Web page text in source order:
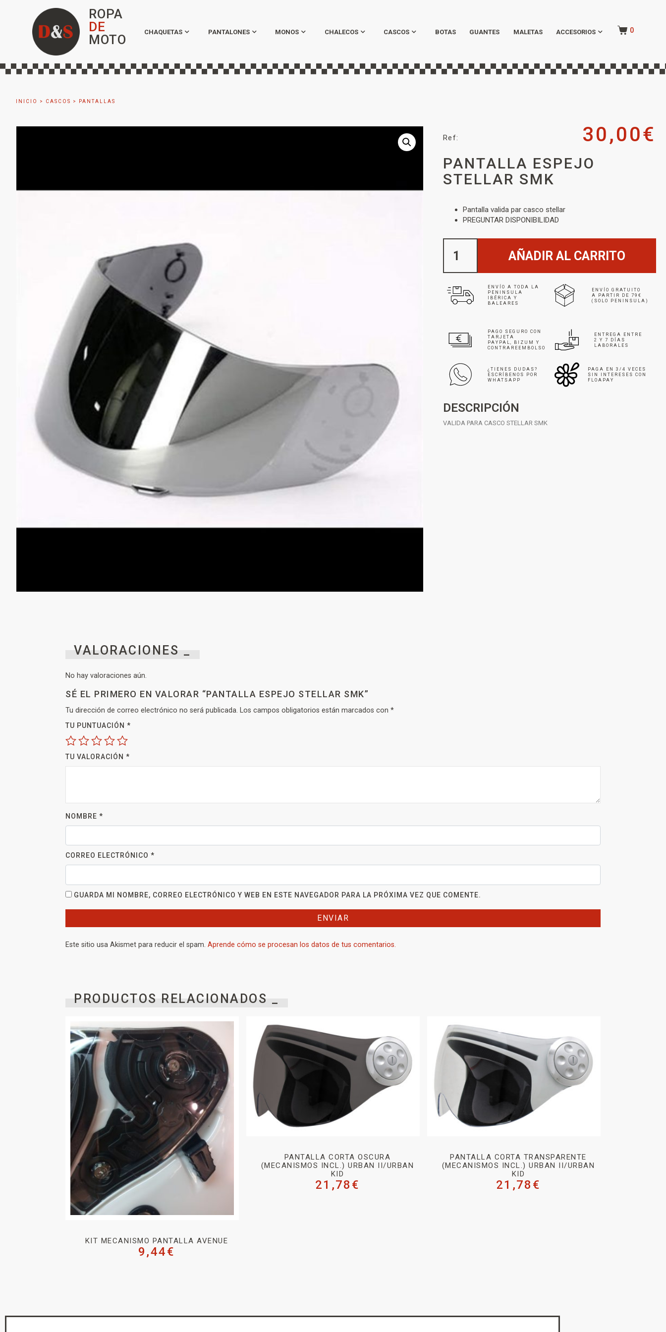
ROPA
DE
MOTO
CHAQUETAS PANTALONES MONOS CHALECOS CASCOS BOTAS GUANTES MALETAS ACCESORIOS 0
INICIO > CASCOS > PANTALLAS
Ref: 30,00€
PANTALLA ESPEJO
STELLAR SMK
Pantalla valida par casco stellar
PREGUNTAR DISPONIBILIDAD
AÑADIR AL CARRITO
ENVÍO A TODA LA
PENINSULA
IBÉRICA Y
BALEARES
ENVÍO GRATUITO
A PARTIR DE 79€
(SOLO PENINSULA)
PAGO SEGURO CON
TARJETA
PAYPAL, BIZUM Y
CONTRAREEMBOLSO
ENTREGA ENTRE
2 Y 7 DÍAS
LABORALES
¿TIENES DUDAS?
ESCRÍBENOS POR
WHATSAPP
PAGA EN 3/4 VECES
SIN INTERESES CON
FLOAPAY
DESCRIPCIÓN
VALIDA PARA CASCO STELLAR SMK
VALORACIONES _
No hay valoraciones aún.
SÉ EL PRIMERO EN VALORAR “PANTALLA ESPEJO STELLAR SMK”
Tu dirección de correo electrónico no será publicada. Los campos obligatorios están marcados con *
TU PUNTUACIÓN *
TU VALORACIÓN *
NOMBRE *
CORREO ELECTRÓNICO *
GUARDA MI NOMBRE, CORREO ELECTRÓNICO Y WEB EN ESTE NAVEGADOR PARA LA PRÓXIMA VEZ QUE COMENTE.
Este sitio usa Akismet para reducir el spam. Aprende cómo se procesan los datos de tus comentarios.
PRODUCTOS RELACIONADOS _
KIT MECANISMO PANTALLA AVENUE
9,44€
PANTALLA CORTA OSCURA
(MECANISMOS INCL.) URBAN II/URBAN
KID
21,78 €
PANTALLA CORTA TRANSPARENTE
(MECANISMOS INCL.) URBAN II/URBAN
KID
21,78 €